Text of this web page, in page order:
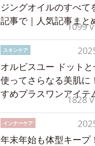
ジングオイルのすべて
記事で｜人気記事まと
1099
スキンケア
オルビスユー ドットと
使ってさらなる美肌に
すめプラスワンアイテ
1828
インナーケア
年末年始も体型キープ